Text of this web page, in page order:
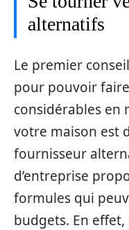
alternatifs
Le premier
pour pouvoir
considérables en
votre maison est
fournisseur
d’entreprise
formules qui
budgets. En